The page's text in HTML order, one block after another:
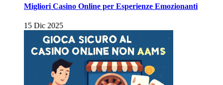
Migliori Casino Online per Esperienze Emozionanti
15 Dic 2025